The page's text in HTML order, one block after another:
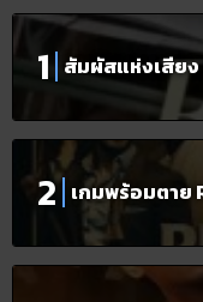
สัมผัสแห่งเสียง
เกมพร้อมตาย